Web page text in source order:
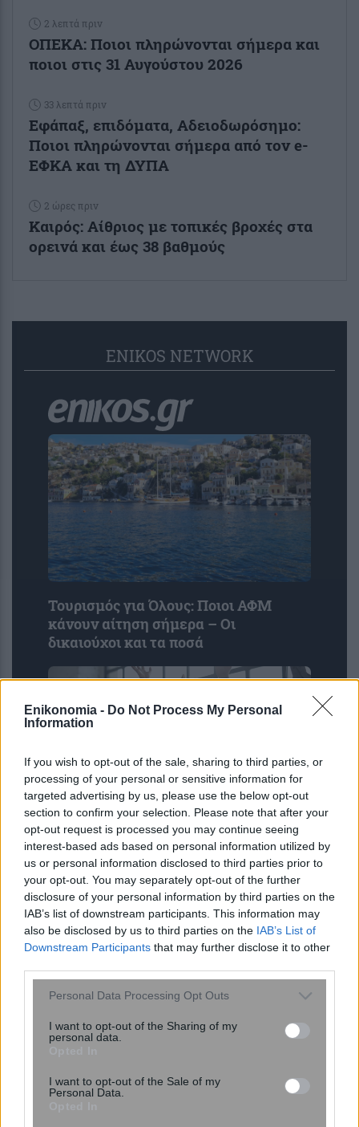
Enikonomia - Do Not Process My Personal
Information
If you wish to opt-out of the sale, sharing to third parties, or
processing of your personal or sensitive information for
targeted advertising by us, please use the below opt-out
section to confirm your selection. Please note that after your
opt-out request is processed you may continue seeing
interest-based ads based on personal information utilized by
us or personal information disclosed to third parties prior to
your opt-out. You may separately opt-out of the further
disclosure of your personal information by third parties on the
IAB’s list of downstream participants. This information may
also be disclosed by us to third parties on the IAB’s List of
Downstream Participants that may further disclose it to other
Please note that this website/app uses one or more Google
not limited to your visit or usage behaviour. You may click to
grant or deny consent to Google and its third-party tags to
consent section.
Personal Data Processing Opt Outs
I want to opt-out of the Sharing of my
personal data.
I want to opt-out of the Sale of my
Personal Data.
2 λεπτά πριν
ΟΠΕΚΑ: Ποιοι πληρώνονται σήμερα και
ποιοι στις 31 Αυγούστου 2026
33 λεπτά πριν
Εφάπαξ, επιδόματα, Αδειοδωρόσημο:
Ποιοι πληρώνονται σήμερα από τον e-
ΕΦΚΑ και τη ΔΥΠΑ
2 ώρες πριν
Καιρός: Αίθριος με τοπικές βροχές στα
ορεινά και έως 38 βαθμούς
ENIKOS NETWORK
Τουρισμός για Όλους: Ποιοι ΑΦΜ
κάνουν αίτηση σήμερα – Οι
δικαιούχοι και τα ποσά
Τα 3 ζώδια που λαμβάνουν ένα
σημαντικό μήνυμα από το σύμπαν –
«Οι μεγάλες επιτυχίες δεν έρχονται
τυχαία»